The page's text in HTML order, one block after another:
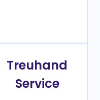
Treuhand
Service